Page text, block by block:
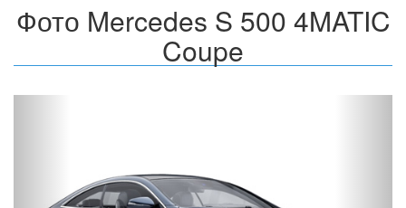
Фото Mercedes S 500 4MATIC
Coupe